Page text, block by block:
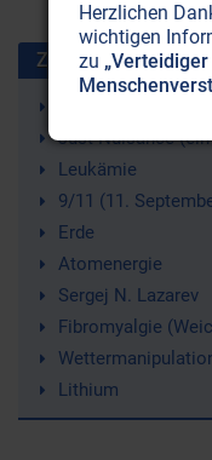
Zuletzt gesuchte
Just Nuisance
Leukämie
9/11 (11.
Erde
Atomenergie
Sergej N. Lazarev
Fibromyalgie
Lithium
Herzlichen
wichtigen
zu